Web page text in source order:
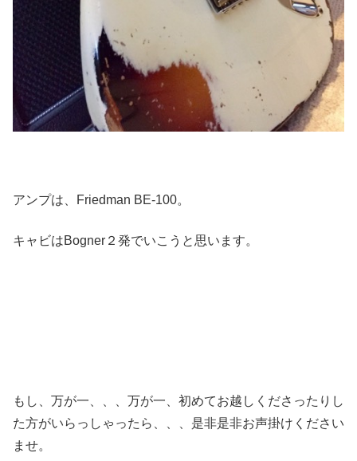
アンプは、Friedman BE-100。
キャビはBogner２発でいこうと思います。
もし、万が一、、、万が一、初めてお越しくださったりし
た方がいらっしゃったら、、、是非是非お声掛けください
ませ。